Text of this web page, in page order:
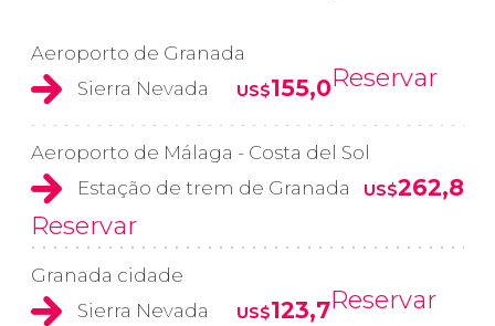
Aeroporto de Granada
Sierra Nevada
US$155,0Reservar
Aeroporto de Málaga - Costa del Sol
Estação de trem de Granada
US$262,8
Reservar
Granada cidade
Sierra Nevada
US$123,7Reservar